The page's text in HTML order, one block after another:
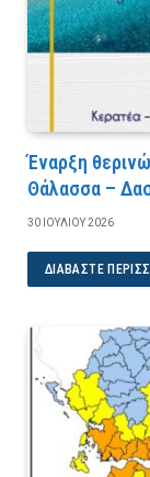
Έναρξη
Θάλασσα –
30 ΙΟΥΛΊΟΥ 2026
ΔΙΑΒΆΣΤΕ